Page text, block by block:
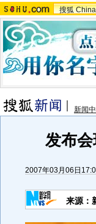
搜狐
新闻
发布
2007年03月06日
来源：